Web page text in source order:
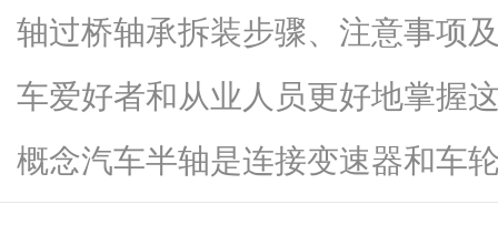
轴过桥轴承拆装步骤、注意事项
车爱好者和从业人员更好地掌握
概念汽车半轴是连接变速器和车